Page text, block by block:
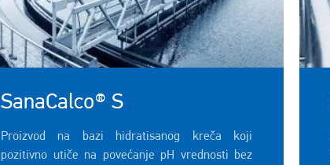
SanaCalco® S
Proizvod na bazi hidratisanog kreča koji
pozitivno utiče na povećanje pH vrednosti bez